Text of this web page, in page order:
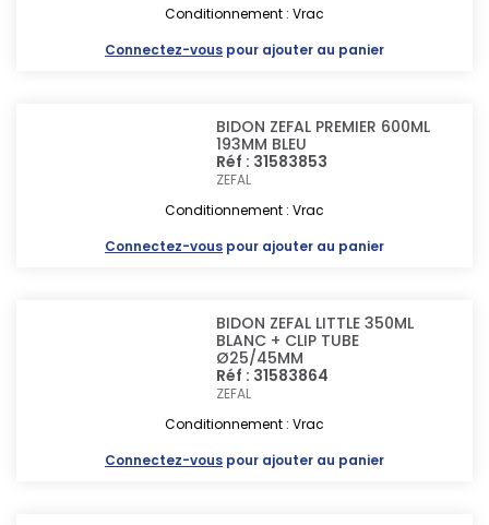
Conditionnement : Vrac
Connectez-vous pour ajouter au panier
BIDON ZEFAL PREMIER 600ML
193MM BLEU
Réf : 31583853
ZEFAL
Conditionnement : Vrac
Connectez-vous pour ajouter au panier
BIDON ZEFAL LITTLE 350ML
BLANC + CLIP TUBE
Ø25/45MM
Réf : 31583864
ZEFAL
Conditionnement : Vrac
Connectez-vous pour ajouter au panier